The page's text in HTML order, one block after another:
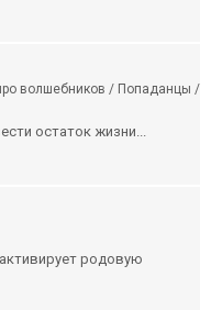
волшебников / Попаданцы /
остаток жизни...
родовую